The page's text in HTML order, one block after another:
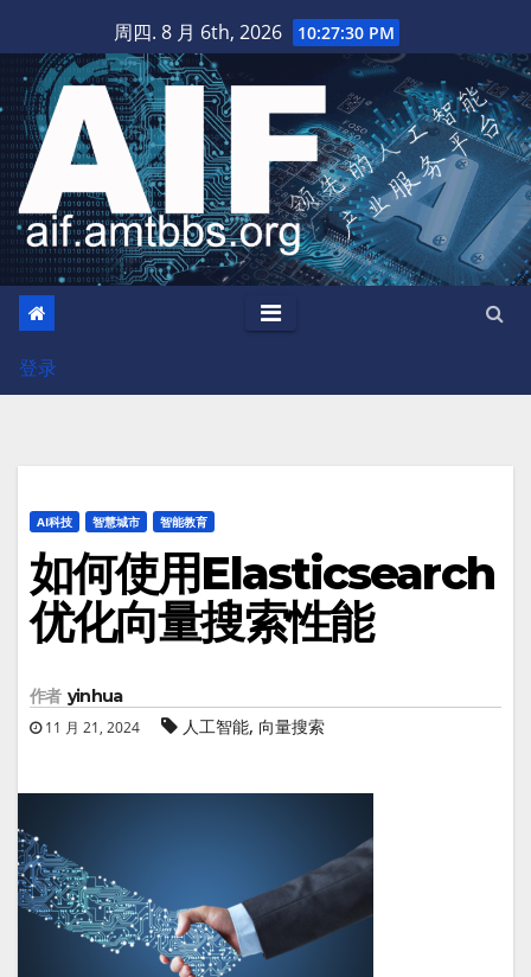
至
内
容
周四. 8 月 6th, 2026 10:27:31 PM
登录
AI科技 智慧城市 智能教育
如何使用Elasticsearch
优化向量搜索性能
作者 yinhua
11 月 21, 2024 人工智能, 向量搜索